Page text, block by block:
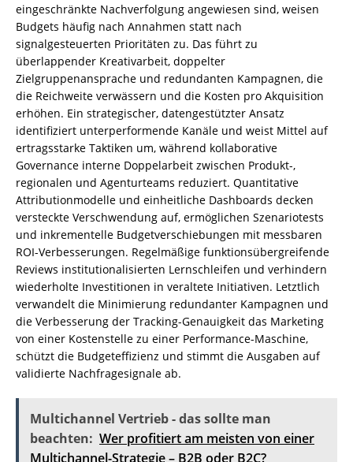
eingeschränkte Nachverfolgung angewiesen sind, weisen
Budgets häufig nach Annahmen statt nach
signalgesteuerten Prioritäten zu. Das führt zu
überlappender Kreativarbeit, doppelter
Zielgruppenansprache und redundanten Kampagnen, die
die Reichweite verwässern und die Kosten pro Akquisition
erhöhen. Ein strategischer, datengestützter Ansatz
identifiziert unterperformende Kanäle und weist Mittel auf
ertragsstarke Taktiken um, während kollaborative
Governance interne Doppelarbeit zwischen Produkt-,
regionalen und Agenturteams reduziert. Quantitative
Attributionmodelle und einheitliche Dashboards decken
versteckte Verschwendung auf, ermöglichen Szenariotests
und inkrementelle Budgetverschiebungen mit messbaren
ROI-Verbesserungen. Regelmäßige funktionsübergreifende
Reviews institutionalisierten Lernschleifen und verhindern
wiederholte Investitionen in veraltete Initiativen. Letztlich
verwandelt die Minimierung redundanter Kampagnen und
die Verbesserung der Tracking-Genauigkeit das Marketing
von einer Kostenstelle zu einer Performance-Maschine,
schützt die Budgeteffizienz und stimmt die Ausgaben auf
validierte Nachfragesignale ab.
Multichannel Vertrieb - das sollte man
beachten: Wer profitiert am meisten von einer
Multichannel-Strategie – B2B oder B2C?